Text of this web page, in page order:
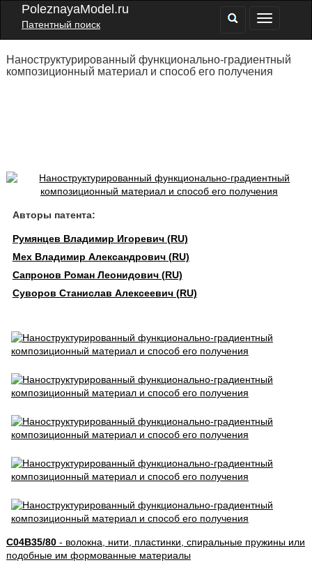
PoleznayaModel.ru
Патентный поиск
Наноструктурированный функционально-градиентный
композиционный материал и способ его получения
Авторы патента:
Румянцев Владимир Игоревич (RU)
Мех Владимир Александрович (RU)
Сапронов Роман Леонидович (RU)
Суворов Станислав Алексеевич (RU)
C04B35/80- волокна, нити, пластинки, спиральные пружины или
подобные им формованные материалы